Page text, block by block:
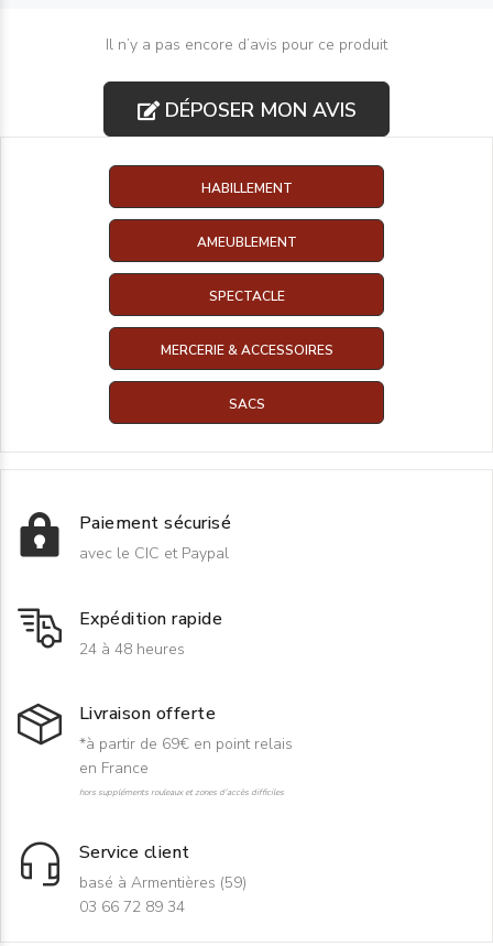
Il n’y a pas encore d’avis pour ce produit
DÉPOSER MON AVIS
HABILLEMENT
AMEUBLEMENT
SPECTACLE
MERCERIE & ACCESSOIRES
SACS
Paiement sécurisé
avec le CIC et Paypal
Expédition rapide
24 à 48 heures
Livraison offerte
*à partir de 69€ en point relais
en France
hors suppléments rouleaux et zones d'accès difficiles
Service client
basé à Armentières (59)
03 66 72 89 34